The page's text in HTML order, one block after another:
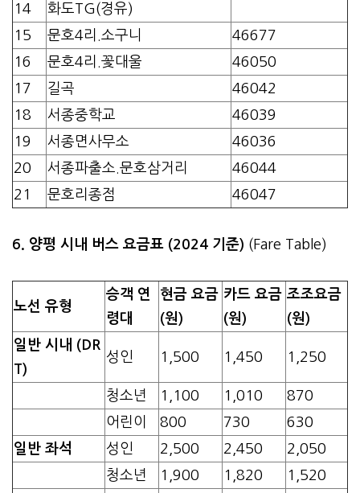
14
화도TG(경유)
15
문호4리.소구니
46677
16
문호4리.꽃대울
46050
17
길곡
46042
18
서종중학교
46039
19
서종면사무소
46036
20
서종파출소.문호삼거리
46044
21
문호리종점 46047
6. 양평 시내 버스 요금표 (2024 기준) (Fare Table)
노선 유형
승객 연
령대
현금 요금
(원)
카드 요금
(원)
조조요금
(원)
일반 시내 (DR
T)
성인 1,500 1,450 1,250
청소년 1,100 1,010
870
어린이
800 730
630
일반 좌석
성인 2,500 2,450
2,050
청소년
1,900 1,820 1,520